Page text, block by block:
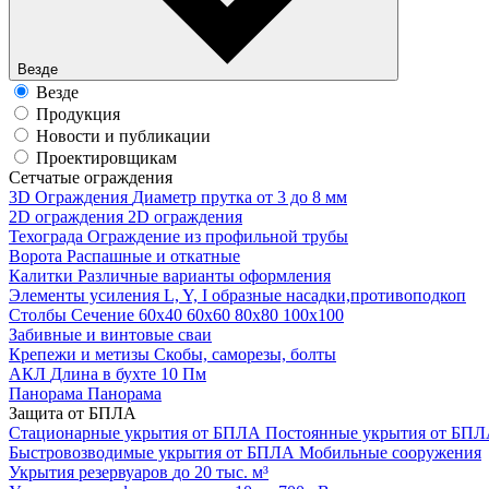
Везде
Везде
Продукция
Новости и публикации
Проектировщикам
Cетчатые ограждения
3D Ограждения Диаметр прутка от 3 до 8 мм
2D ограждения 2D ограждения
Техограда Ограждение из профильной трубы
Ворота Распашные и откатные
Калитки Различные варианты оформления
Элементы усиления L, Y, I образные насадки,противоподкоп
Столбы Сечение 60х40 60х60 80х80 100х100
Забивные и винтовые сваи
Крепежи и метизы Скобы, саморезы, болты
АКЛ Длина в бухте 10 Пм
Панорама Панорама
Защита от БПЛА
Стационарные укрытия от БПЛА Постоянные укрытия от
Быстровозводимые укрытия от БПЛА Мобильные сооружения
Укрытия резервуаров до 20 тыс. м³